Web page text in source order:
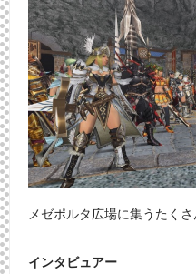
メゼポルタ広場に集うたくさ
インタビュアー